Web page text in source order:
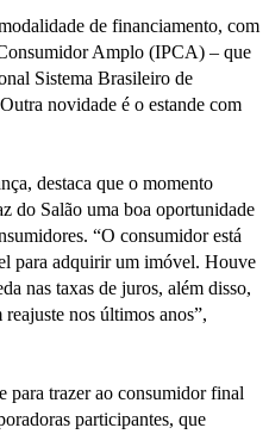
de financiamento, com
Amplo (IPCA) – que
Sistema Brasileiro de
novidade é o estande com
destaca que o momento
do Salão uma boa oportunidade
“O consumidor está
para adquirir um imóvel. Houve
nas taxas de juros, além disso,
nos últimos anos”,
para trazer ao consumidor final
participantes, que